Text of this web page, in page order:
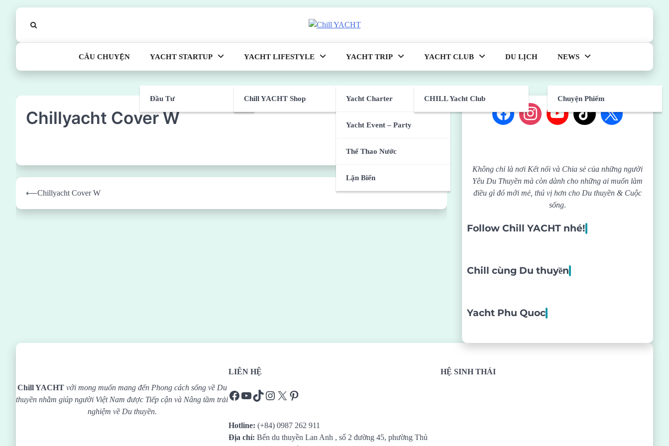
content
CÂU CHUYỆN YACHT STARTUP
Đầu Tư
YACHT LIFESTYLE
Chill YACHT Shop
YACHT TRIP
Yacht Charter
Yacht Event – Party
Thể Thao Nước
Lặn Biển
YACHT CLUB
CHILL Yacht Club
DU LỊCH NEWS
Chuyện Phiếm
Chillyacht Cover W
Post
navigation
⟵Chillyacht Cover W
Không chỉ là nơi Kết nối và Chia sẻ của những người
Yêu Du Thuyền mà còn dành cho những ai muốn làm
điều gì đó mới mẻ, thú vị hơn cho Du thuyền & Cuộc
sống.
Follow Chill YACHT nhé!
Chill cùng Du thuyền
Yacht Phu Quoc
Chill YACHTvới mong muốn mang đến Phong cách sống về Du
thuyền nhằm giúp người Việt Nam được Tiếp cận và Nâng tầm trải
nghiệm về Du thuyền.
LIÊN HỆ
Facebook
YouTube
TikTok
Instagram
X Pinterest
Hotline: (+84) 0987 262 911
Địa chỉ: Bến du thuyền Lan Anh , số 2 đường 45, phường Thủ
HỆ SINH THÁI